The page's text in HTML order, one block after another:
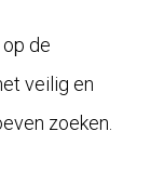
de
veilig en
zoeken.